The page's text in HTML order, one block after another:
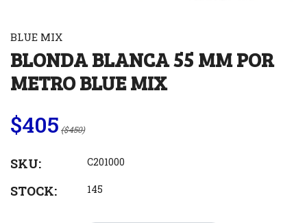
BLUE MIX
BLONDA BLANCA 55 MM POR
METRO BLUE MIX
$405 ($450)
SKU: C201000
STOCK: 145